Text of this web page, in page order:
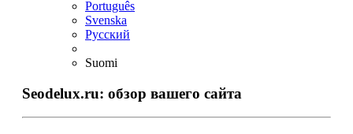
Português
Svenska
Русский
Suomi
Seodelux.ru: обзор вашего сайта